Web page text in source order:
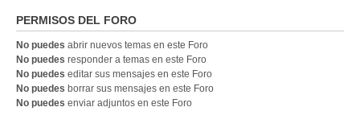
PERMISOS DEL FORO
No puedes abrir nuevos temas en este Foro
No puedes responder a temas en este Foro
No puedes editar sus mensajes en este Foro
No puedes borrar sus mensajes en este Foro
No puedes enviar adjuntos en este Foro